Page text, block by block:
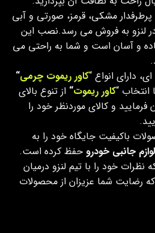
پرطرفدار مشکی، قرمز، صورتی و آبی
لنزو به فروش می رسد.نصب این
و آسان است و شما به راحتی می
دارای انواع “کاور ریموت چرمی“
“کاور ریموت“ از تنوع بالای
و کالای موردنظر خود را
باکیفیت جایگاه خود را به
لوازم جانبی خودرو حفظ کرده است.
نظرات خود را با تیم لنزو درمیان
رضایت شما عزیزان از محصولات